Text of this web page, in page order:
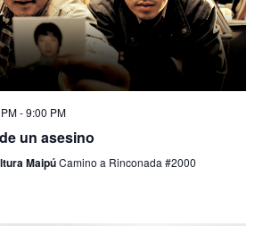
-9:00 PM
un asesino
MaipúCamino a Rinconada #2000